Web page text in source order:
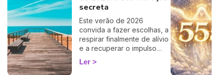
secreta
Este verão de 2026
convida a fazer escolhas, a
respirar finalmente de alívio
e a recuperar o impulso
certo. Consoante o seu Ano
Pessoal, a estação oscila
Ler